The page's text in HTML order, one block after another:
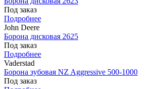
Под заказ
Подробнее
John Deere
Борона дисковая 2625
Под заказ
Подробнее
Vaderstad
Борона зубовая NZ Aggressive 500-1000
Под заказ